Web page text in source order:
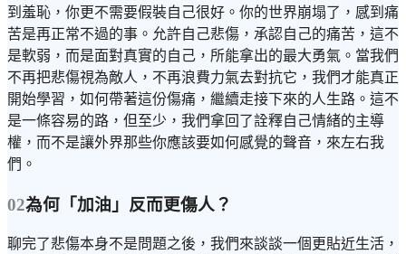
到羞恥，你更不需要假裝自己很好。你的世界崩塌了，感到痛
苦是再正常不過的事。允許自己悲傷，承認自己的痛苦，這不
是軟弱，而是面對真實的自己，所能拿出的最大勇氣。當我們
不再把悲傷視為敵人，不再浪費力氣去對抗它，我們才能真正
開始學習，如何帶著這份傷痛，繼續走接下來的人生路。這不
是一條容易的路，但至少，我們拿回了詮釋自己情緒的主導
權，而不是讓外界那些你應該要如何感覺的聲音，來左右我
們。
02為何「加油」反而更傷人？
聊完了悲傷本身不是問題之後，我們來談談一個更貼近生活，